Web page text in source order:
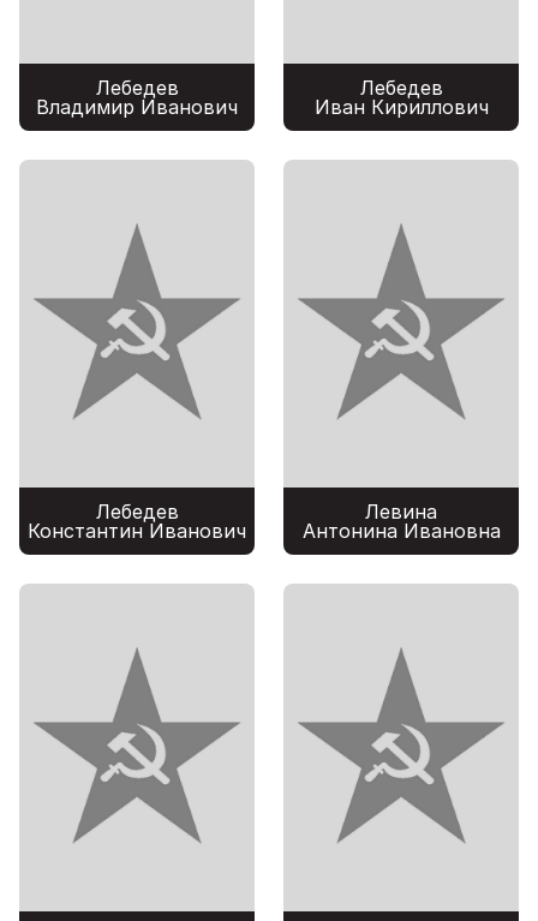
Лебедев
Владимир Иванович
Лебедев
Иван Кириллович
Лебедев
Константин Иванович
Левина
Антонина Ивановна